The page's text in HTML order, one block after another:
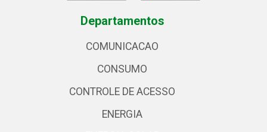
Departamentos
COMUNICACAO
CONSUMO
CONTROLE DE ACESSO
ENERGIA